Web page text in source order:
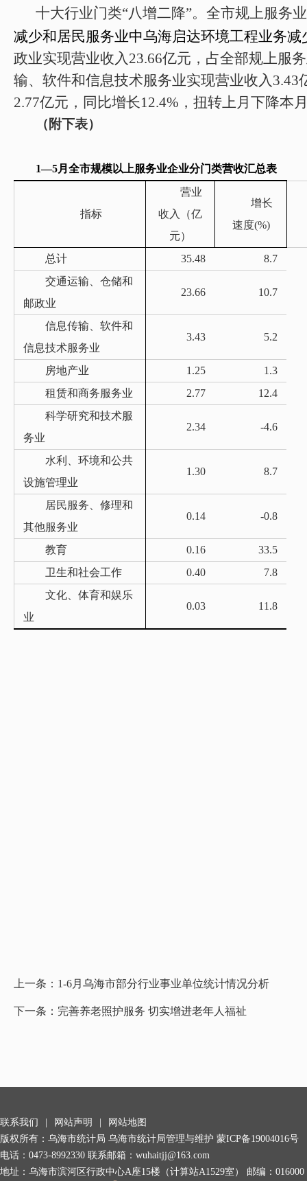
十大行业门类“八增二降”。全市规上服务
减少和居民服务业中乌海启达环境工程业务
政业实现营业收入23.66亿元，占全部规上服
输、软件和信息技术服务业实现营业收入
2.77亿元，同比增长12.4%，扭转上月下降本
（附下表）
1—5月 全市规模以上服务业企业分门类营收汇总表
指标
营业
收入（亿
元）
增长
速度(%)
总计 35.48
8.7
交通运输、仓储和
邮政业
23.66 10.7
信息传输、软件和
信息技术服务业
3.43 5.2
房地产业 1.25
1.3
租赁和商务服务业
2.77
12.4
科学研究和技术服
务业
2.34 -4.6
水利、环境和公共
设施管理业
1.30 8.7
居民服务、修理和
其他服务业
0.14 -0.8
教育 0.16
33.5
卫生和社会工作
0.40
7.8
文化、体育和娱乐
业
0.03 11.8
上一条： 1-6月乌海市部分行业事业单位统计情况分析
下一条： 完善养老照护服务 切实增进老年人福祉
联系我们 网站声明
网站地图
版权所有：乌海市统计局 乌海市统计局管理与维护 蒙ICP备19004016号
电话：0473-8992330 联系邮箱：wuhaitjj@163.com
地址：乌海市滨河区行政中心A座15楼（计算站A1529室） 邮编：016000